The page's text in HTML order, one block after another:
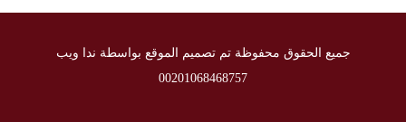
جميع الحقوق محفوظة تم تصميم الموقع بواسطة ندا ويب
00201068468757